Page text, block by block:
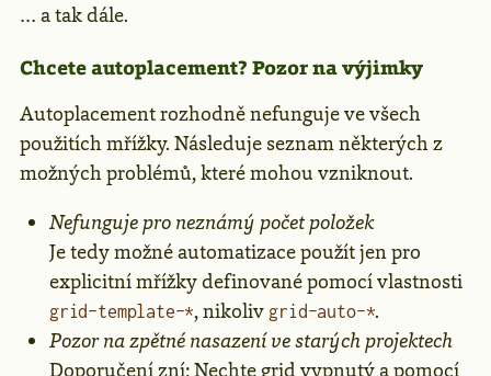
… a tak dále.
Chcete autoplacement? Pozor na výjimky
Autoplacement rozhodně nefunguje ve všech
použitích mřížky. Následuje seznam některých z
možných problémů, které mohou vzniknout.
Nefunguje pro neznámý počet položek
Je tedy možné automatizace použít jen pro
explicitní mřížky definované pomocí vlastnosti
grid-template-*, nikolivgrid-auto-*.
Pozor na zpětné nasazení ve starých projektech